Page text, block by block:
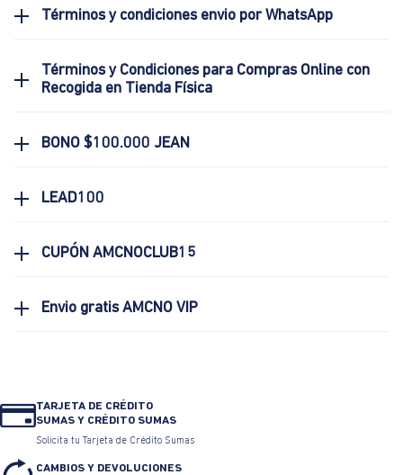
Términos y condiciones envio por WhatsApp
Términos y Condiciones para Compras Online con
Recogida en Tienda Física
BONO $100.000 JEAN
LEAD100
CUPÓN AMCNOCLUB15
Envio gratis AMCNO VIP
TARJETA DE CRÉDITO
SUMAS Y CRÉDITO SUMAS
Solicita tu Tarjeta de Crédito Sumas
CAMBIOS Y DEVOLUCIONES